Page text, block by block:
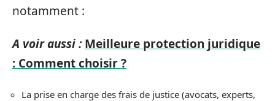
notamment :
A voir aussi : Meilleure protection juridique
: Comment choisir ?
La prise en charge des frais de justice (avocats, experts,